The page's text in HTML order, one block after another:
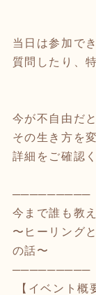
当日は参加で
質問したり、
今が不自由だ
その生き方を
詳細をご確認
─────────
今まで誰も教
〜ヒーリング
の話〜
─────────
【イベント概